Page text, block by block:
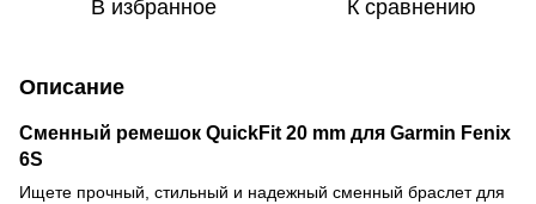
В избранное К сравнению
Описание
Сменный ремешок QuickFit 20 mm для Garmin Fenix
6S
Ищете прочный, стильный и надежный сменный браслет для